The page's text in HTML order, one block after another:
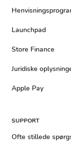
Launchpad
Store Finance
Juridiske
Apple Pay
SUPPORT
Ofte stillede